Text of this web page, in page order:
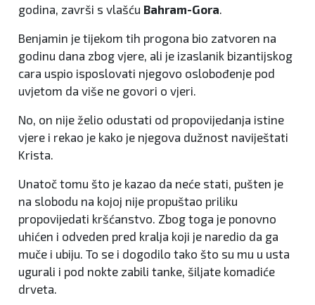
godina, završi s vlašću Bahram-Gora.
Benjamin je tijekom tih progona bio zatvoren na
godinu dana zbog vjere, ali je izaslanik bizantijskog
cara uspio isposlovati njegovo oslobođenje pod
uvjetom da više ne govori o vjeri.
No, on nije želio odustati od propovijedanja istine
vjere i rekao je kako je njegova dužnost naviještati
Krista.
Unatoč tomu što je kazao da neće stati, pušten je
na slobodu na kojoj nije propuštao priliku
propovijedati kršćanstvo. Zbog toga je ponovno
uhićen i odveden pred kralja koji je naredio da ga
muče i ubiju. To se i dogodilo tako što su mu u usta
ugurali i pod nokte zabili tanke, šiljate komadiće
drveta.